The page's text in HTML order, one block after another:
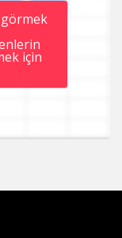
görmek
için